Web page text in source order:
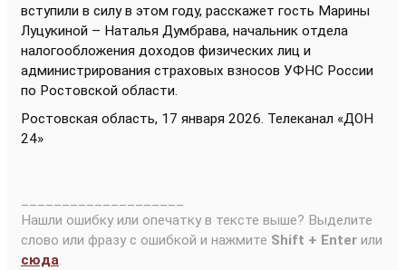
вступили в силу в этом году, расскажет гость Марины
Луцукиной – Наталья Думбрава, начальник отдела
налогообложения доходов физических лиц и
администрирования страховых взносов УФНС России
по Ростовской области.
Ростовская область, 17 января 2026. Телеканал «ДОН
24»
Нашли ошибку или опечатку в тексте выше? Выделите
слово или фразу с ошибкой и нажмите Shift + Enter или
сюда.